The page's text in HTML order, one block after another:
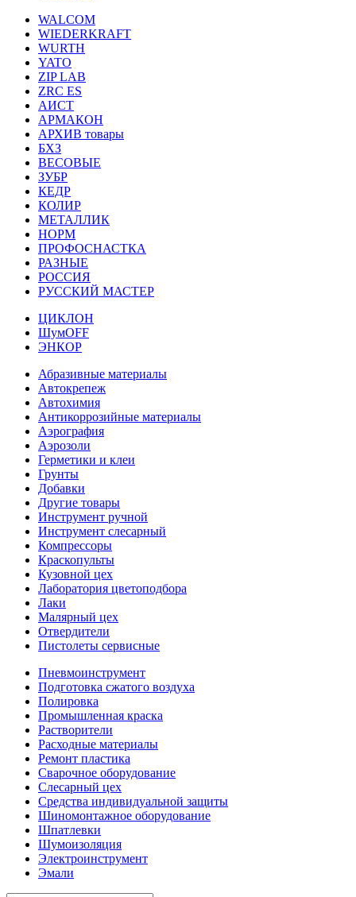
WALCOM
WIEDERKRAFT
WURTH
YATO
ZIP LAB
ZRC ES
АИСТ
АРМАКОН
АРХИВ товары
БХЗ
ВЕСОВЫЕ
ЗУБР
КЕДР
КОЛИР
МЕТАЛЛИК
НОРМ
ПРОФОСНАСТКА
РАЗНЫЕ
РОССИЯ
РУССКИЙ МАСТЕР
ЦИКЛОН
ШумOFF
ЭНКОР
Абразивные материалы
Автокрепеж
Автохимия
Антикоррозийные материалы
Аэрография
Аэрозоли
Герметики и клеи
Грунты
Добавки
Другие товары
Инструмент ручной
Инструмент слесарный
Компрессоры
Краскопульты
Кузовной цех
Лаборатория цветоподбора
Лаки
Малярный цех
Отвердители
Пистолеты сервисные
Пневмоинструмент
Подготовка сжатого воздуха
Полировка
Промышленная краска
Растворители
Расходные материалы
Ремонт пластика
Сварочное оборудование
Слесарный цех
Средства индивидуальной защиты
Шиномонтажное оборудование
Шпатлевки
Шумоизоляция
Электроинструмент
Эмали